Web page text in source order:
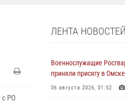
с РО
ЛЕНТА НОВОСТЕЙ
Военнослужащие
приняли присягу в Омске
06 августа 2026, 01:52